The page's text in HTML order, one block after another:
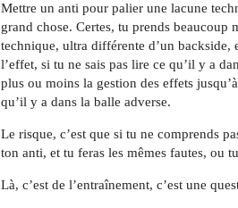
Mettre un anti pour palier une lacune
grand chose. Certes, tu prends beaucoup
technique, ultra différente d’un backside,
l’effet, si tu ne sais pas lire ce qu’il y a
plus ou moins la gestion des effets
qu’il y a dans la balle adverse.
Le risque, c’est que si tu ne comprends
ton anti, et tu feras les mêmes fautes, ou
Là, c’est de l’entraînement, c’est une